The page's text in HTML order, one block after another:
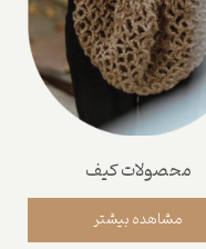
مشاهده بیشتر
محصولات کیف